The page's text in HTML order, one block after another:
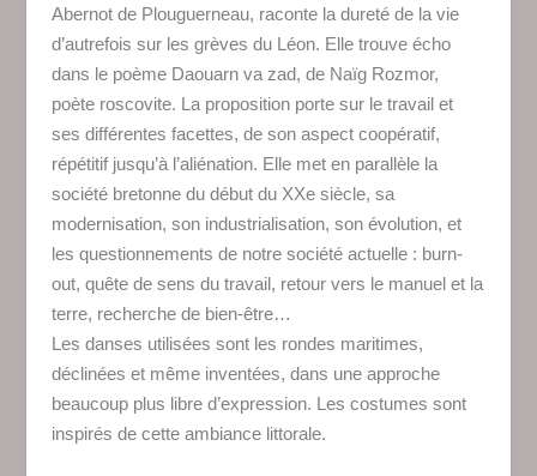
Abernot de Plouguerneau, raconte la dureté de la vie
d’autrefois sur les grèves du Léon. Elle trouve écho
dans le poème Daouarn va zad, de Naïg Rozmor,
poète roscovite. La proposition porte sur le travail et
ses différentes facettes, de son aspect coopératif,
répétitif jusqu’à l’aliénation. Elle met en parallèle la
société bretonne du début du XXe siècle, sa
modernisation, son industrialisation, son évolution, et
les questionnements de notre société actuelle : burn-
out, quête de sens du travail, retour vers le manuel et la
terre, recherche de bien-être…
Les danses utilisées sont les rondes maritimes,
déclinées et même inventées, dans une approche
beaucoup plus libre d’expression. Les costumes sont
inspirés de cette ambiance littorale.